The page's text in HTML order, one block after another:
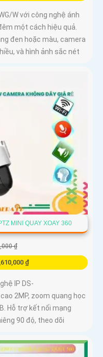
W với công nghệ ánh
một cách hiệu quả.
đen hoặc màu, camera
và hình ảnh sắc nét
MINI QUAY XOAY 360
₫
₫
IP DS-
2MP, zoom quang học
Hỗ trợ kết nối mạng
90 độ, theo dõi